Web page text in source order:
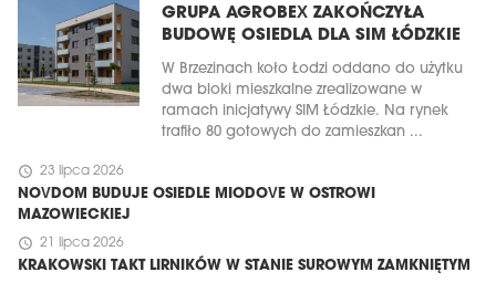
GRUPA AGROBEX ZAKOŃCZYŁA
BUDOWĘ OSIEDLA DLA SIM ŁÓDZKIE
W Brzezinach koło Łodzi oddano do użytku
dwa bloki mieszkalne zrealizowane w
ramach inicjatywy SIM Łódzkie. Na rynek
trafiło 80 gotowych do zamieszkan ...
schedule 23 lipca 2026
NOVDOM BUDUJE OSIEDLE MIODOVE W OSTROWI
MAZOWIECKIEJ
schedule 21 lipca 2026
KRAKOWSKI TAKT LIRNIKÓW W STANIE SUROWYM ZAMKNIĘTYM